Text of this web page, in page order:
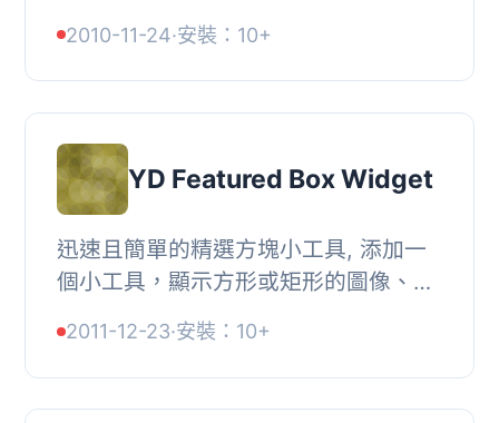
能使用內容聯播功能。, 將圖片作為本
地附件擷取, ...
2010-11-24·安裝：10+
YD Featured Box Widget
迅速且簡單的精選方塊小工具, 添加一
個小工具，顯示方形或矩形的圖像、標
面、分類或主題。, 漂亮的 CSS 樣式設
計，建議用於...
2011-12-23·安裝：10+